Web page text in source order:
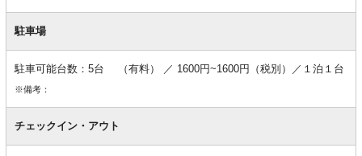
駐車場
駐車可能台数：5台 （有料） ／ 1600円~1600円（税別）／１泊１台
※備考：
チェックイン・アウト